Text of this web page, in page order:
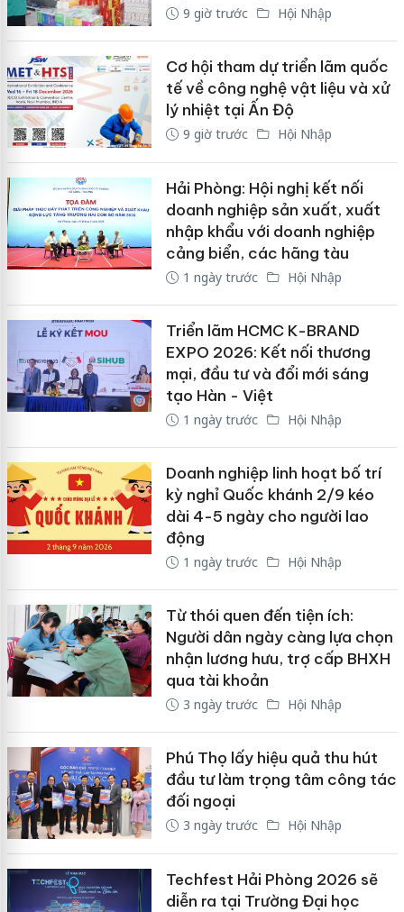
9 giờ trước Hội Nhập
Cơ hội tham dự triển lãm quốc
tế về công nghệ vật liệu và xử
lý nhiệt tại Ấn Độ
9 giờ trước Hội Nhập
Hải Phòng: Hội nghị kết nối
doanh nghiệp sản xuất, xuất
nhập khẩu với doanh nghiệp
cảng biển, các hãng tàu
1 ngày trước Hội Nhập
Triển lãm HCMC K-BRAND
EXPO 2026: Kết nối thương
mại, đầu tư và đổi mới sáng
tạo Hàn - Việt
1 ngày trước Hội Nhập
Doanh nghiệp linh hoạt bố trí
kỳ nghỉ Quốc khánh 2/9 kéo
dài 4-5 ngày cho người lao
động
1 ngày trước Hội Nhập
Từ thói quen đến tiện ích:
Người dân ngày càng lựa chọn
nhận lương hưu, trợ cấp BHXH
qua tài khoản
3 ngày trước Hội Nhập
Phú Thọ lấy hiệu quả thu hút
đầu tư làm trọng tâm công tác
đối ngoại
3 ngày trước Hội Nhập
Techfest Hải Phòng 2026 sẽ
diễn ra tại Trường Đại học